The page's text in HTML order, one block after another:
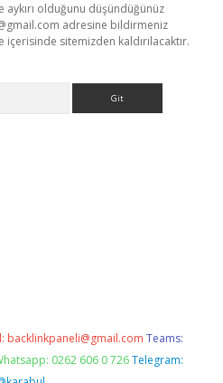
olduğunu düşündüğünüz
adresine bildirmeniz
sitemizden kaldırılacaktır.
backlinkpaneli@gmail.com Teams:
0262 606 0 726 Telegram: